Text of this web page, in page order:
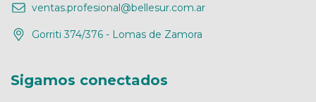
ventas.profesional@bellesur.com.ar
Gorriti 374/376 - Lomas de Zamora
Sigamos conectados